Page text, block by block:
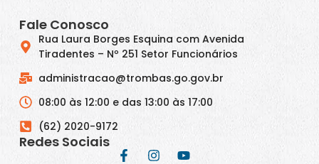
Fale Conosco
Rua Laura Borges Esquina com Avenida
Tiradentes – Nº 251 Setor Funcionários
administracao@trombas.go.gov.br
08:00 às 12:00 e das 13:00 às 17:00
(62) 2020-9172
Redes Sociais